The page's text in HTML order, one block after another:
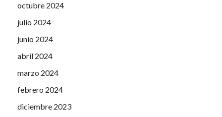
octubre 2024
julio 2024
junio 2024
abril 2024
marzo 2024
febrero 2024
diciembre 2023